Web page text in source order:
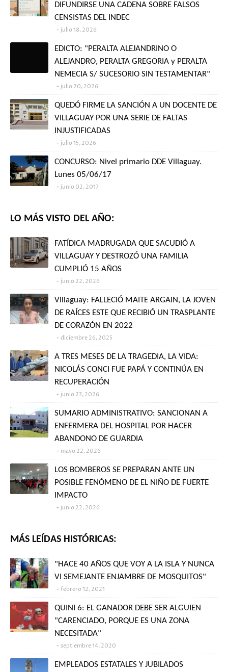
DIFUNDIRSE UNA CADENA SOBRE FALSOS
CENSISTAS DEL INDEC
julio 18, 2026
EDICTO: "PERALTA ALEJANDRINO O
ALEJANDRO, PERALTA GREGORIA y PERALTA
NEMECIA S/ SUCESORIO SIN TESTAMENTAR"
julio 20, 2026
QUEDÓ FIRME LA SANCIÓN A UN DOCENTE DE
VILLAGUAY POR UNA SERIE DE FALTAS
INJUSTIFICADAS
julio 15, 2026
CONCURSO: Nivel primario DDE Villaguay.
Lunes 05/06/17
junio 02, 2017
LO MÁS VISTO DEL AÑO:
FATÍDICA MADRUGADA QUE SACUDIÓ A
VILLAGUAY Y DESTROZÓ UNA FAMILIA
CUMPLIÓ 15 AÑOS
junio 22, 2026
Villaguay: FALLECIÓ MAITE ARGAIN, LA JOVEN
DE RAÍCES ESTE QUE RECIBIÓ UN TRASPLANTE
DE CORAZÓN EN 2022
diciembre 26, 2025
A TRES MESES DE LA TRAGEDIA, LA VIDA:
NICOLÁS CONCI FUE PAPÁ Y CONTINÚA EN
RECUPERACIÓN
junio 27, 2026
SUMARIO ADMINISTRATIVO: SANCIONAN A
ENFERMERA DEL HOSPITAL POR HACER
ABANDONO DE GUARDIA
mayo 22, 2026
LOS BOMBEROS SE PREPARAN ANTE UN
POSIBLE FENÓMENO DE EL NIÑO DE FUERTE
IMPACTO
junio 22, 2026
MÁS LEÍDAS HISTÓRICAS:
"HACE 40 AÑOS QUE VOY A LA ISLA Y NUNCA
VI SEMEJANTE ENJAMBRE DE MOSQUITOS"
febrero 12, 2021
QUINI 6: EL GANADOR DEBE SER ALGUIEN
"CARENCIADO, PORQUE ES UNA ZONA
NECESITADA"
septiembre 14, 2020
EMPLEADOS ESTATALES Y JUBILADOS